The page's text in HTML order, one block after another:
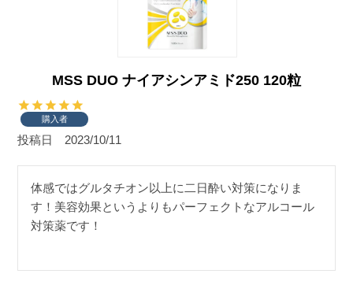
MSS DUO ナイアシンアミド250 120粒
購入者
投稿日 2023/10/11
体感ではグルタチオン以上に二日酔い対策になりま
す！美容効果というよりもパーフェクトなアルコール
対策薬です！